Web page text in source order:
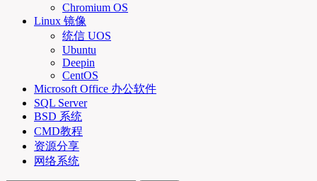
Chromium OS
Linux 镜像
统信 UOS
Ubuntu
Deepin
CentOS
Microsoft Office 办公软件
SQL Server
BSD 系统
CMD教程
资源分享
网络系统